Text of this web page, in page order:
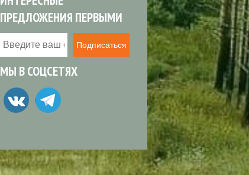
ПРЕДЛОЖЕНИЯ ПЕРВЫМИ
Подписаться
МЫ В СОЦСЕТЯХ